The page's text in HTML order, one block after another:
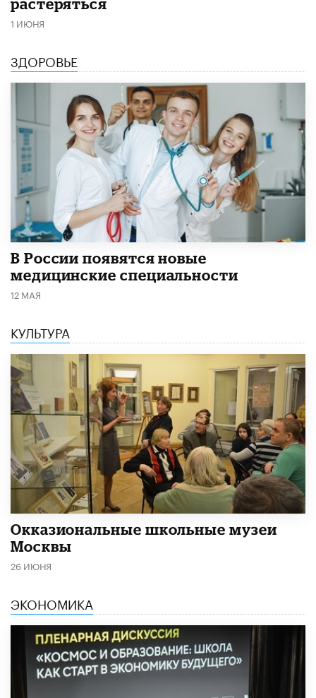
растеряться
1 ИЮНЯ
ЗДОРОВЬЕ
В России появятся новые
медицинские специальности
12 МАЯ
КУЛЬТУРА
​Окказиональные школьные музеи
Москвы
26 ИЮНЯ
ЭКОНОМИКА